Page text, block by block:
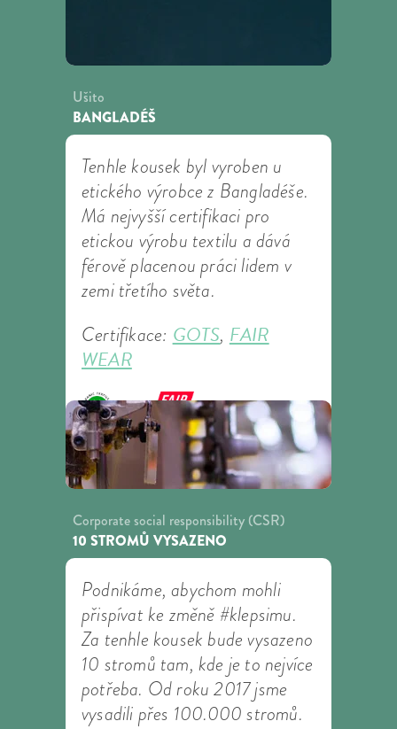
Ušito
BANGLADÉŠ
Tenhle kousek byl vyroben u
etického výrobce z Bangladéše.
Má nejvyšší certifikaci pro
etickou výrobu textilu a dává
férově placenou práci lidem v
zemi třetího světa.
Certifikace: GOTS, FAIR
WEAR
Corporate social responsibility (CSR)
10 STROMŮ VYSAZENO
Podnikáme, abychom mohli
přispívat ke změně #klepsimu.
Za tenhle kousek bude vysazeno
10 stromů tam, kde je to nejvíce
potřeba. Od roku 2017 jsme
vysadili přes 100.000 stromů.